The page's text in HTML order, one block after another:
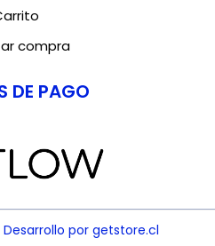
compra
DE PAGO
por getstore.cl